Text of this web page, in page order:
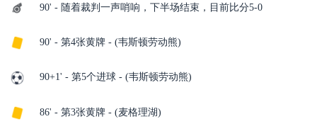
90' - 随着裁判一声哨响，下半场结束，目前比分5-0
90' - 第4张黄牌 - (韦斯顿劳动熊)
90+1' - 第5个进球 - (韦斯顿劳动熊)
86' - 第3张黄牌 - (麦格理湖)